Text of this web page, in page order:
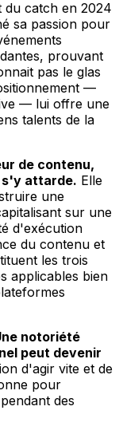
du catch en 2024
sa passion pour
prouvant
pas le glas
—
— lui offre une
talents de la
de contenu,
s'y attarde. Elle
une
sur une
d'exécution
du contenu et
les trois
applicables bien
notoriété
peut devenir
d'agir vite et de
pour
des